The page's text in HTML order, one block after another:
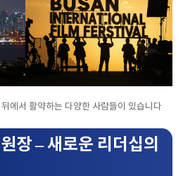
에서 활약하는 다양한 사람들이 있습니다
장 – 새로운 리더십의